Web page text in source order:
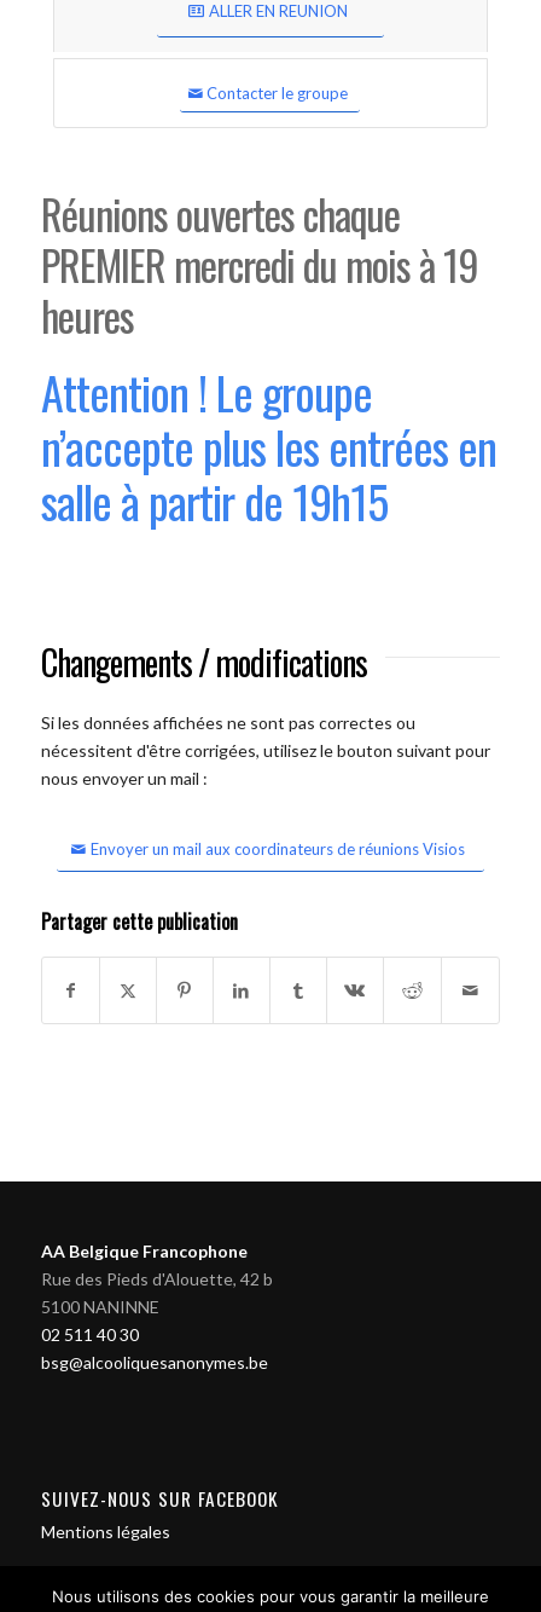
ALLER EN REUNION
Contacter le groupe
Réunions ouvertes chaque
PREMIER mercredi du mois à 19
heures
Attention ! Le groupe
n’accepte plus les entrées en
salle à partir de 19h15
Changements / modifications
Si les données affichées ne sont pas correctes ou
nécessitent d'être corrigées, utilisez le bouton suivant pour
nous envoyer un mail :
Envoyer un mail aux coordinateurs de réunions Visios
Partager cette publication
AA Belgique Francophone
Rue des Pieds d'Alouette, 42 b
5100 NANINNE
02 511 40 30
bsg@alcooliquesanonymes.be
SUIVEZ-NOUS SUR FACEBOOK
Mentions légales
Nous utilisons des cookies pour vous garantir la meilleure